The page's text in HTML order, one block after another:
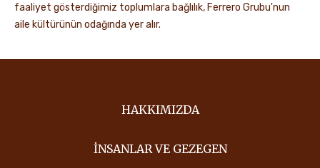
faaliyet gösterdiğimiz toplumlara bağlılık, Ferrero Grubu'nun
aile kültürünün odağında yer alır.
HAKKIMIZDA
İNSANLAR VE GEZEGEN